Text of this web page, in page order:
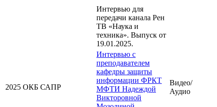
Интервью для
передачи канала Рен
ТВ «Наука и
техника». Выпуск от
19.01.2025.
2025 ОКБ САПР
Интервью с
преподавателем
кафедры защиты
информации ФРКТ
МФТИ Надеждой
Викторовной
Видео/
Аудио